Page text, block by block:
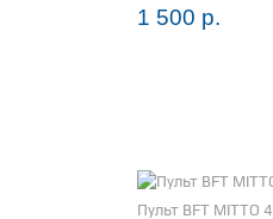
1 500 р.
Пульт BFT MITTO 4